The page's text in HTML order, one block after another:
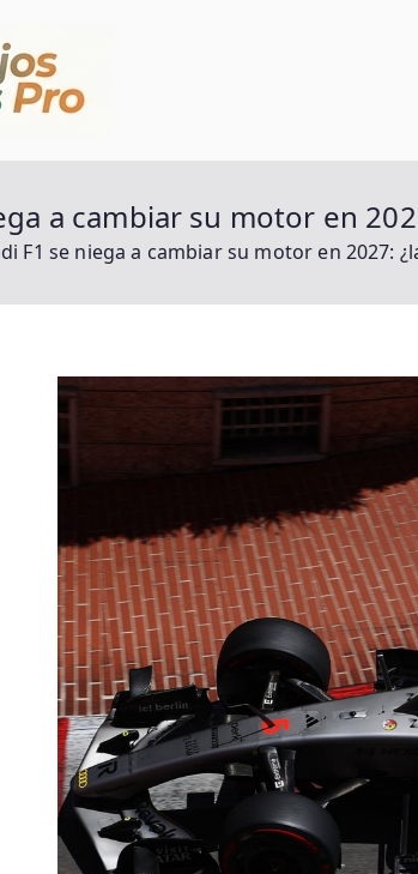
a cambiar su motor en
F1 se niega a cambiar su motor en 2027: